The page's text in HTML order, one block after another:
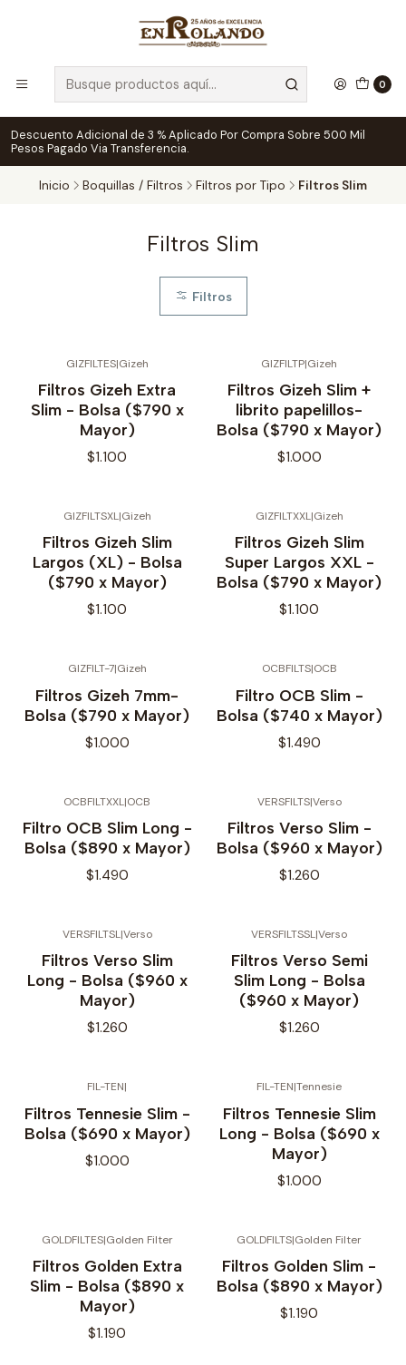
0
Descuento Adicional de 3 % Aplicado Por Compra Sobre 500 Mil
Pesos Pagado Via Transferencia.
Inicio Boquillas / Filtros Filtros por Tipo Filtros Slim
Filtros Slim
Filtros
GIZFILTES|Gizeh
Filtros Gizeh Extra
Slim - Bolsa ($790 x
Mayor)
$1.100
GIZFILTP|Gizeh
Filtros Gizeh Slim +
librito papelillos-
Bolsa ($790 x Mayor)
$1.000
GIZFILTSXL|Gizeh
Filtros Gizeh Slim
Largos (XL) - Bolsa
($790 x Mayor)
$1.100
GIZFILTXXL|Gizeh
Filtros Gizeh Slim
Super Largos XXL -
Bolsa ($790 x Mayor)
$1.100
GIZFILT-7|Gizeh
Filtros Gizeh 7mm-
Bolsa ($790 x Mayor)
$1.000
OCBFILTS|OCB
Filtro OCB Slim -
Bolsa ($740 x Mayor)
$1.490
OCBFILTXXL|OCB
Filtro OCB Slim Long -
Bolsa ($890 x Mayor)
$1.490
VERSFILTS|Verso
Filtros Verso Slim -
Bolsa ($960 x Mayor)
$1.260
VERSFILTSL|Verso
Filtros Verso Slim
Long - Bolsa ($960 x
Mayor)
$1.260
VERSFILTSSL|Verso
Filtros Verso Semi
Slim Long - Bolsa
($960 x Mayor)
$1.260
FIL-TEN|
Filtros Tennesie Slim -
Bolsa ($690 x Mayor)
$1.000
FIL-TEN|Tennesie
Filtros Tennesie Slim
Long - Bolsa ($690 x
Mayor)
$1.000
GOLDFILTES|Golden Filter
Filtros Golden Extra
Slim - Bolsa ($890 x
Mayor)
$1.190
GOLDFILTS|Golden Filter
Filtros Golden Slim -
Bolsa ($890 x Mayor)
$1.190